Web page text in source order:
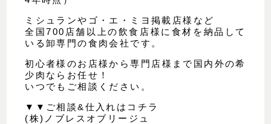
ミシュランやゴ・エ・ミヨ掲載店様など
全国700店舗以上の飲食店様に食材を納品して
いる卸専門の食肉会社です。
初心者様のお店様から専門店様まで国内外の希
少肉ならお任せ！
いつでもご相談ください。
▼▼ご相談&仕入れはコチラ
(株)ノブレスオブリージュ